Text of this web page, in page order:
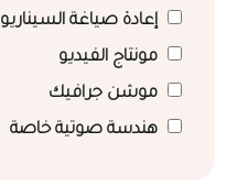
إعادة صياغة السيناريو
مونتاج الفيديو
موشن جرافيك
هندسة صوتية خاصة